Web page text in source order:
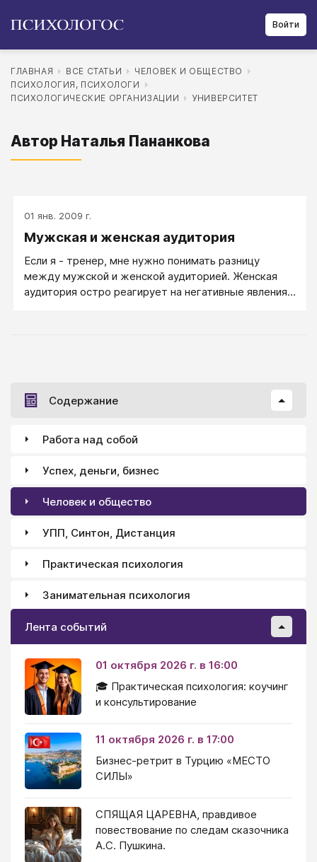
Войти
ГЛАВНАЯ ВСЕ СТАТЬИ
ЧЕЛОВЕК И ОБЩЕСТВО
ПСИХОЛОГИЯ, ПСИХОЛОГИ
ПСИХОЛОГИЧЕСКИЕ ОРГАНИЗАЦИИ
УНИВЕРСИТЕТ
Автор Наталья Пананкова
01 янв. 2009 г.
Мужская и женская аудитория
Если я - тренер, мне нужно понимать разницу
между мужской и женской аудиторией. Женская
аудитория остро реагирует на негативные явления
темам, охотнее собирается на различные лекции и
вопросам. Мужская аудитория лучше
информирована по всем вопросам, располагает
последней информацией, почерпнутой из газет и
выпусков новостей, в такой аудитории преобладают
интересы, связанные с работой и политикой.
Аудитория нетерпелива к длиннотам, не любит
Содержание
Работа над собой
Успех, деньги, бизнес
Человек и общество
УПП, Синтон, Дистанция
Практическая психология
Занимательная психология
Лента событий
01 октября 2026 г. в 16:00
🎓 Практическая психология: коучинг
и консультирование
11 октября 2026 г. в 17:00
Бизнес-ретрит в Турцию «МЕСТО
СИЛЫ»
СПЯЩАЯ ЦАРЕВНА, правдивое
повествование по следам сказочника
А.С. Пушкина.